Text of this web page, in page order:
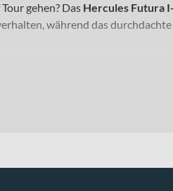
gehen? Das Hercules Futura
während das
Komfort sorgt die SR